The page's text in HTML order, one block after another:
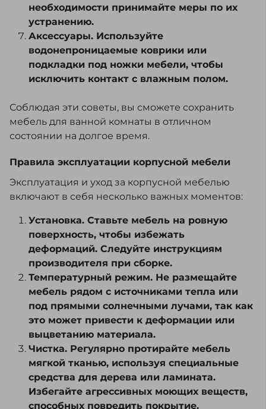
необходимости принимайте меры по их
устранению.
Аксессуары. Используйте
водонепроницаемые коврики или
подкладки под ножки мебели, чтобы
исключить контакт с влажным полом.
Соблюдая эти советы, вы сможете сохранить
мебель для ванной комнаты в отличном
состоянии на долгое время.
Правила эксплуатации корпусной мебели
Эксплуатация и уход за корпусной мебелью
включают в себя несколько важных моментов:
Установка. Ставьте мебель на ровную
поверхность, чтобы избежать
деформаций. Следуйте инструкциям
производителя при сборке.
Температурный режим. Не размещайте
мебель рядом с источниками тепла или
под прямыми солнечными лучами, так как
это может привести к деформации или
выцветанию материала.
Чистка. Регулярно протирайте мебель
мягкой тканью, используя специальные
средства для дерева или ламината.
Избегайте агрессивных моющих веществ,
способных повредить покрытие.